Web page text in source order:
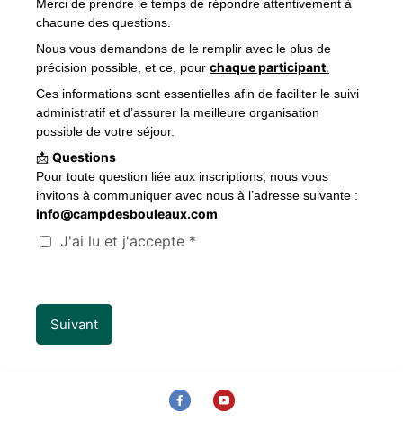
Merci de prendre le temps de répondre attentivement à
chacune des questions.
Nous vous demandons de le remplir avec le plus de
précision possible, et ce, pour chaque participant.
Ces informations sont essentielles afin de faciliter le suivi
administratif et d’assurer la meilleure organisation
possible de votre séjour.
📩 Questions
Pour toute question liée aux inscriptions, nous vous
invitons à communiquer avec nous à l’adresse suivante :
info@campdesbouleaux.com
J'ai lu et j'accepte *
Suivant